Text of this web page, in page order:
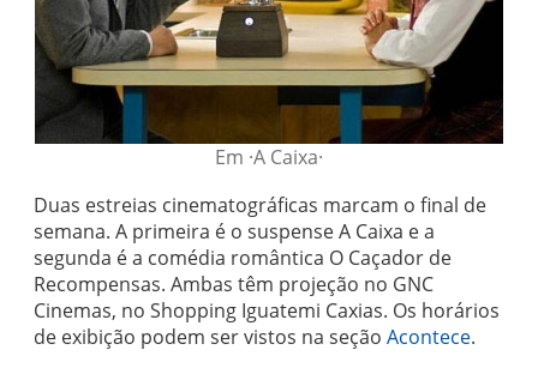
Em ·A Caixa·
Duas estreias cinematográficas marcam o final de
semana. A primeira é o suspense A Caixa e a
segunda é a comédia romântica O Caçador de
Recompensas. Ambas têm projeção no GNC
Cinemas, no Shopping Iguatemi Caxias. Os horários
de exibição podem ser vistos na seção Acontece.